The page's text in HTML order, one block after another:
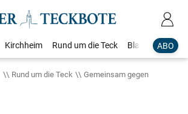
ABO
Kirchheim Rund um die Teck Blaulicht
Rund um die Teck
Gemeinsam gegen